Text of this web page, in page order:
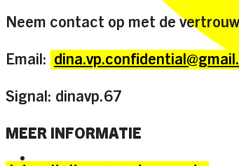
STANDPUNTEN
Neem contact op met de
Email:
Signal: dinavp.67
MEER INFORMATIE